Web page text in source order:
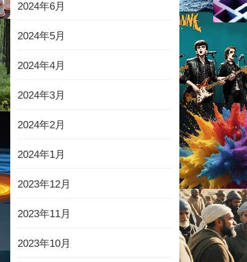
2024年6月
2024年5月
2024年4月
2024年3月
2024年2月
2024年1月
2023年12月
2023年11月
2023年10月